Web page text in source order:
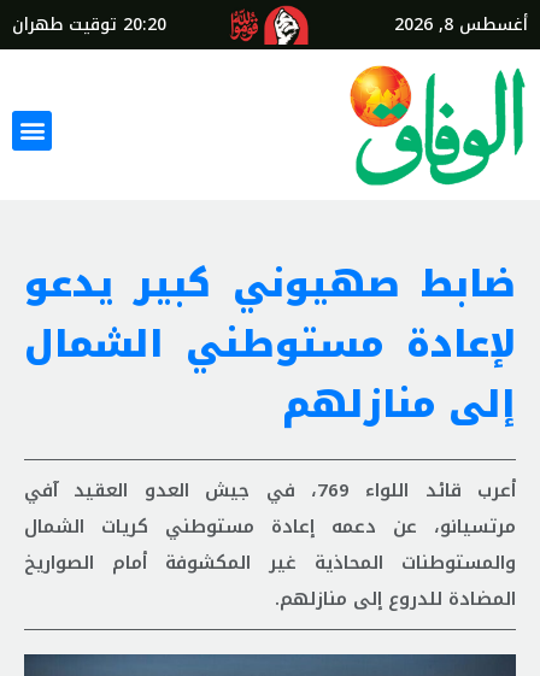
أغسطس 8, 2026 20:20 توقيت طهران
ضابط صهيوني كبير يدعو
لإعادة مستوطني الشمال
إلى منازلهم
أعرب قائد اللواء 769، في جيش العدو العقيد آفي
مرتسيانو، عن دعمه إعادة مستوطني كريات الشمال
والمستوطنات المحاذية غير المكشوفة أمام الصواريخ
المضادة للدروع إلى منازلهم.